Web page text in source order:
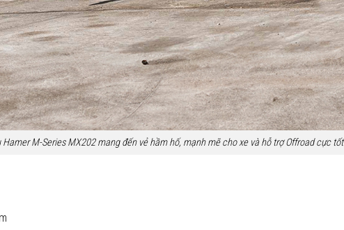
Hamer M-Series MX202 mang đến vẻ hầm hố, mạnh mẽ cho xe và hỗ trợ Offroad cực tốt